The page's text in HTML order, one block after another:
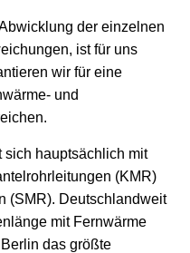
der einzelnen
ist für uns
wir für eine
und
sich hauptsächlich mit
(KMR)
(SMR). Deutschlandweit
mit Fernwärme
das größte